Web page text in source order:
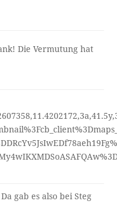
Die Vermutung hat
gab es also bei Steg